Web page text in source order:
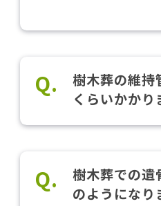
Q.
樹木葬の維持
くらいかかり
Q.
樹木葬での遺
のようになり